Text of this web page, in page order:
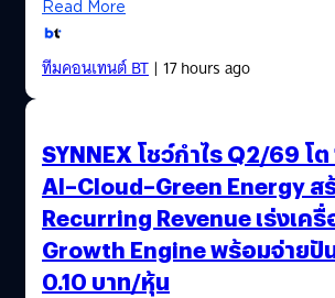
Read More
ทีมคอนเทนต์ BT| 17 hours ago
SYNNEX โชว์กำไร Q2/69 โต
AI–Cloud–Green Energy ส
Recurring Revenue เร่งเค
Growth Engine พร้อมจ่ายปั
0.10 บาท/หุ้น